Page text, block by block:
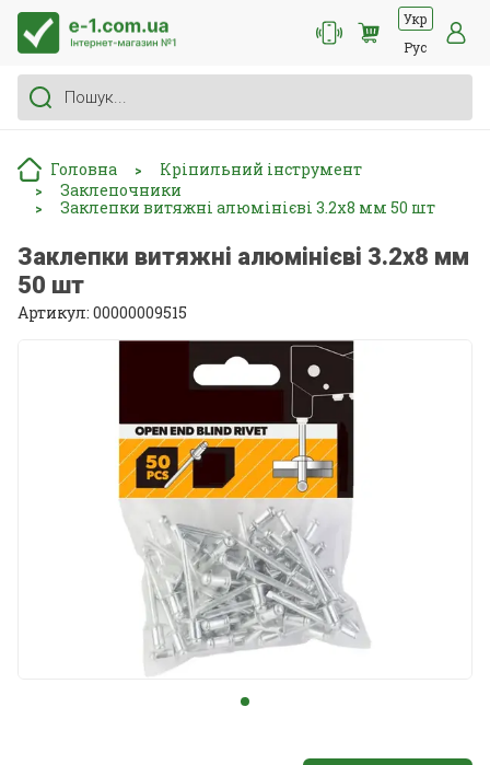
Укр
Рус
Головна > Кріпильний інструмент
> Заклепочники
> Заклепки витяжні алюмінієві 3.2x8 мм 50 шт
Заклепки витяжні алюмінієві 3.2x8 мм
50 шт
Артикул: 00000009515